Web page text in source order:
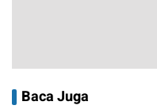
Baca Juga